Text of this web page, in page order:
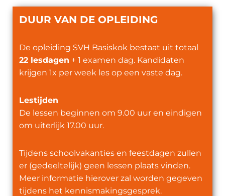
DUUR VAN DE OPLEIDING
De opleiding SVH Basiskok bestaat uit totaal
22 lesdagen + 1 examen dag. Kandidaten
krijgen 1x per week les op een vaste dag.
Lestijden
De lessen beginnen om 9.00 uur en eindigen
om uiterlijk 17.00 uur.
Tijdens schoolvakanties en feestdagen zullen
er (gedeeltelijk) geen lessen plaats vinden.
Meer informatie hierover zal worden gegeven
tijdens het kennismakingsgesprek.